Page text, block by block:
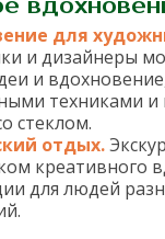
для
и дизайнеры
и
техниками
стеклом.
отдых.
креативного
для людей